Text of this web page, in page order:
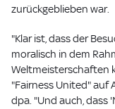
zurückgeblieben war.
"Klar ist, dass der
moralisch in dem
Weltmeisterschaften
"Fairness United" auf
dpa. "Und auch, dass